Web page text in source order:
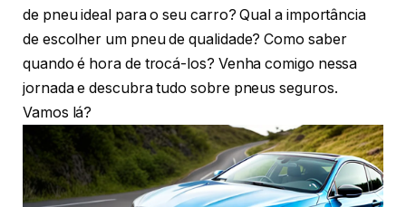
de pneu ideal para o seu carro? Qual a importância
de escolher um pneu de qualidade? Como saber
quando é hora de trocá-los? Venha comigo nessa
jornada e descubra tudo sobre pneus seguros.
Vamos lá?